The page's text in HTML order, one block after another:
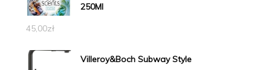
250Ml
45,00zł
Villeroy&Boch Subway Style